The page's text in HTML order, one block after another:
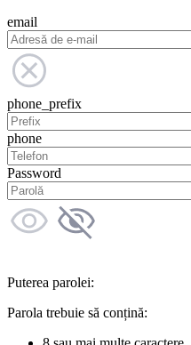
email
phone_prefix
phone
Password
Puterea parolei:
Parola trebuie să conțină: